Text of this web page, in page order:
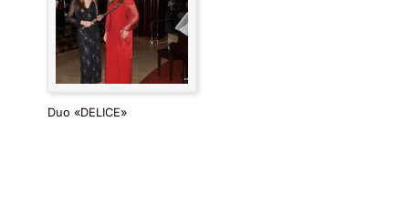
Duo «DELICE»